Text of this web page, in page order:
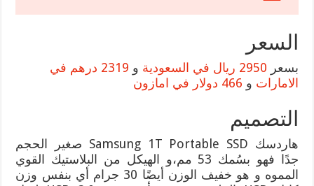
السعر
بسعر 2950 ريال في السعودية و
2319 درهم في
الامارات و 466 دولار في امازون
التصميم
هاردسك Samsung 1T Portable SSD صغير الحجم
جدًا فهو بسُمك 53 مم،و الهيكل من البلاستيك القوي
المموه و هو خفيف الوزن أيضًا 30 جرام أي بنفس وزن